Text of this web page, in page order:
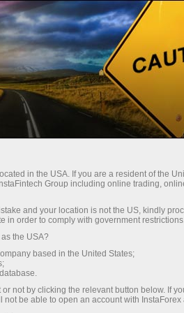
Tải nền tảng giao dịch Metatrader
đầu
Dành cho đối tác Các
10 năm 2017. Các người đẹp
InstaForex và chia sẻ tổng
bởi cuộc bình chọn Miss
in the USA. If you are a resident of the
Group including online trading,
and your location is not the US, kindly
in order to comply with government
the USA?
based in the United States;
not by clicking the relevant button below. If
be able to open an account with InstaForex